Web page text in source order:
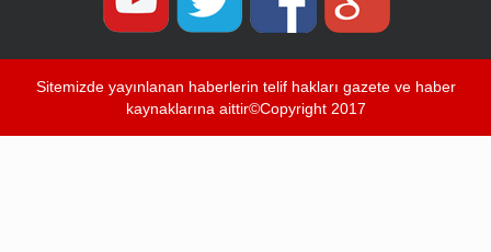
Sitemizde yayınlanan haberlerin telif hakları gazete ve haber
kaynaklarına aittir©Copyright 2017